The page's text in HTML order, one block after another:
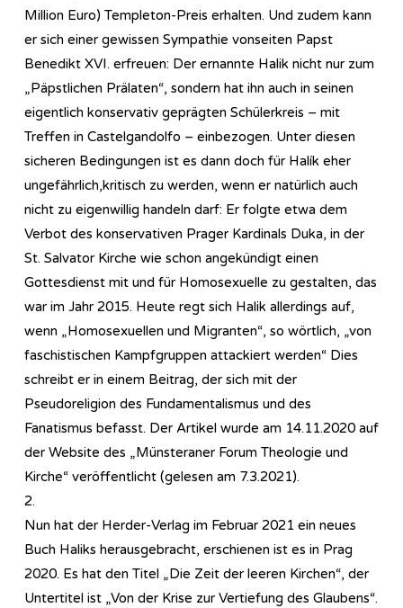
Million Euro) Templeton-Preis erhalten. Und zudem kann
er sich einer gewissen Sympathie vonseiten Papst
Benedikt XVI. erfreuen: Der ernannte Halik nicht nur zum
„Päpstlichen Prälaten“, sondern hat ihn auch in seinen
eigentlich konservativ geprägten Schülerkreis – mit
Treffen in Castelgandolfo – einbezogen. Unter diesen
sicheren Bedingungen ist es dann doch für Halík eher
ungefährlich,kritisch zu werden, wenn er natürlich auch
nicht zu eigenwillig handeln darf: Er folgte etwa dem
Verbot des konservativen Prager Kardinals Duka, in der
St. Salvator Kirche wie schon angekündigt einen
Gottesdienst mit und für Homosexuelle zu gestalten, das
war im Jahr 2015. Heute regt sich Halik allerdings auf,
wenn „Homosexuellen und Migranten“, so wörtlich, „von
faschistischen Kampfgruppen attackiert werden“ Dies
schreibt er in einem Beitrag, der sich mit der
Pseudoreligion des Fundamentalismus und des
Fanatismus befasst. Der Artikel wurde am 14.11.2020 auf
der Website des „Münsteraner Forum Theologie und
Kirche“ veröffentlicht (gelesen am 7.3.2021).
2.
Nun hat der Herder-Verlag im Februar 2021 ein neues
Buch Haliks herausgebracht, erschienen ist es in Prag
2020. Es hat den Titel „Die Zeit der leeren Kirchen“, der
Untertitel ist „Von der Krise zur Vertiefung des Glaubens“.